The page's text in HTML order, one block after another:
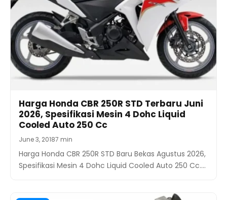
Harga Honda CBR 250R STD Terbaru Juni
2026, Spesifikasi Mesin 4 Dohc Liquid
Cooled Auto 250 Cc
June 3, 20187 min
Harga Honda CBR 250R STD Baru Bekas Agustus 2026,
Spesifikasi Mesin 4 Dohc Liquid Cooled Auto 250 Cc.…